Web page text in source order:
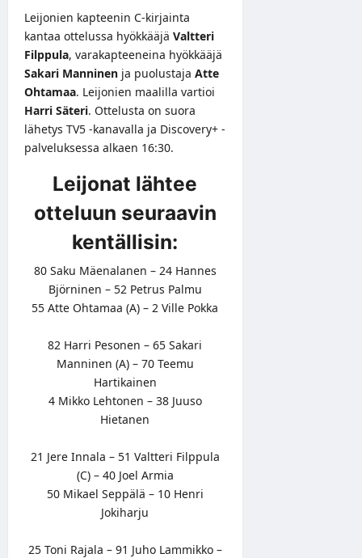
Leijonien kapteenin C-kirjainta
kantaa ottelussa hyökkääjä Valtteri
Filppula, varakapteeneina hyökkääjä
Sakari Manninen ja puolustaja Atte
Ohtamaa. Leijonien maalilla vartioi
Harri Säteri. Ottelusta on suora
lähetys TV5 -kanavalla ja Discovery+ -
palveluksessa alkaen 16:30.
Leijonat lähtee
otteluun seuraavin
kentällisin:
80 Saku Mäenalanen – 24 Hannes
Björninen – 52 Petrus Palmu
55 Atte Ohtamaa (A) – 2 Ville Pokka
82 Harri Pesonen – 65 Sakari
Manninen (A) – 70 Teemu
Hartikainen
4 Mikko Lehtonen – 38 Juuso
Hietanen
21 Jere Innala – 51 Valtteri Filppula
(C) – 40 Joel Armia
50 Mikael Seppälä – 10 Henri
Jokiharju
25 Toni Rajala – 91 Juho Lammikko –